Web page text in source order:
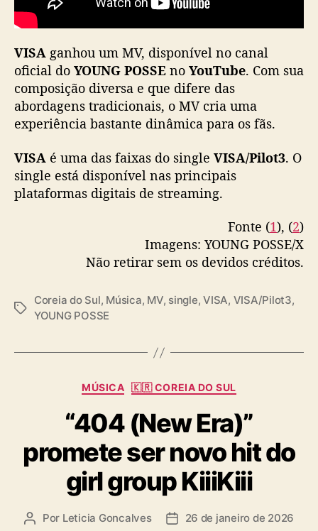
VISA ganhou um MV, disponível no canal
oficial do YOUNG POSSE no YouTube. Com sua
composição diversa e que difere das
abordagens tradicionais, o MV cria uma
experiência bastante dinâmica para os fãs.
VISA é uma das faixas do single VISA/Pilot3. O
single está disponível nas principais
plataformas digitais de streaming.
Fonte (1), (2)
Imagens: YOUNG POSSE/X
Não retirar sem os devidos créditos.
T
s
Coreia do Sul, Música, MV, single,VISA, VISA/Pilot3,
YOUNG POSSE
C
t
e
g
o
r
i
MÚSICA 🇰🇷 COREIA DO SUL
“404 (New Era)”
promete ser novo hit do
girl group KiiiKiii
A Por Leticia Goncalves
D 26 de janeiro de 2026